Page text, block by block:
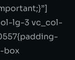
lg-3 vc_col-
box